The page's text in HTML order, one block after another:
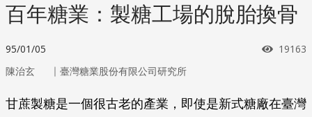
百年糖業：製糖工場的脫胎換骨
95/01/05 瀏覽次
19163
陳治玄 ｜ 臺灣糖業股份有限公司研究所
甘蔗製糖是一個很古老的產業，即使是新式糖廠在臺灣